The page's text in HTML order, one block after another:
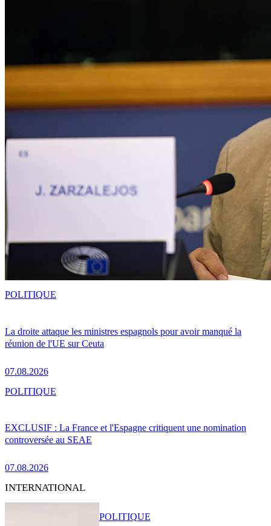
La droite attaque les ministres espagnols pour avoir manqué la
réunion de l'UE sur Ceuta
07.08.2026
POLITIQUE
EXCLUSIF : La France et l'Espagne critiquent une nomination
controversée au SEAE
07.08.2026
POLITIQUE
INTERNATIONAL
POLITIQUE